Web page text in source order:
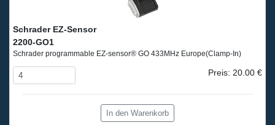
Schrader EZ-Sensor
2200-GO1
Schrader programmable EZ-sensor® GO 433MHz Europe(Clamp-In)
Preis: 20.00 €
In den Warenkorb